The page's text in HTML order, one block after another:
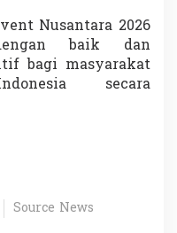
Nusantara 2026
baik dan
bagi masyarakat
secara
Source News